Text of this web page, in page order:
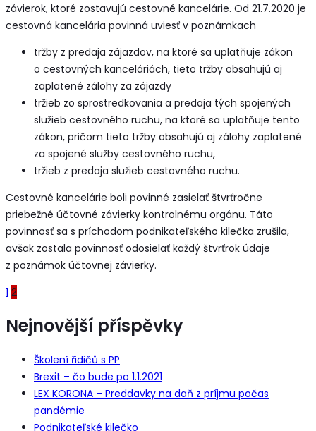
závierok, ktoré zostavujú cestovné kancelárie. Od 21.7.2020 je
cestovná kancelária povinná uviesť v poznámkach
tržby z predaja zájazdov, na ktoré sa uplatňuje zákon
o cestovných kanceláriách, tieto tržby obsahujú aj
zaplatené zálohy za zájazdy
tržieb zo sprostredkovania a predaja tých spojených
služieb cestovného ruchu, na ktoré sa uplatňuje tento
zákon, pričom tieto tržby obsahujú aj zálohy zaplatené
za spojené služby cestovného ruchu,
tržieb z predaja služieb cestovného ruchu.
Cestovné kancelárie boli povinné zasielať štvrťročne
priebežné účtovné závierky kontrolnému orgánu. Táto
povinnosť sa s príchodom podnikateľského kilečka zrušila,
avšak zostala povinnosť odosielať každý štvrťrok údaje
z poznámok účtovnej závierky.
1 2
Nejnovější příspěvky
Školení řidičů s PP
Brexit – čo bude po 1.1.2021
LEX KORONA – Preddavky na daň z príjmu počas
pandémie
Podnikateľské kilečko